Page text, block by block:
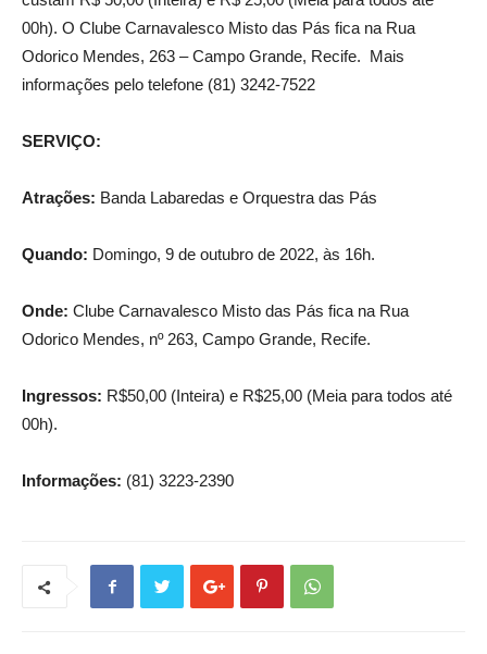
00h). O Clube Carnavalesco Misto das Pás fica na Rua
Odorico Mendes, 263 – Campo Grande, Recife. Mais
informações pelo telefone (81) 3242-7522
SERVIÇO:
Atrações: Banda Labaredas e Orquestra das Pás
Quando: Domingo, 9 de outubro de 2022, às 16h.
Onde: Clube Carnavalesco Misto das Pás fica na Rua
Odorico Mendes, nº 263, Campo Grande, Recife.
Ingressos: R$50,00 (Inteira) e R$25,00 (Meia para todos até
00h).
Informações: (81) 3223-2390